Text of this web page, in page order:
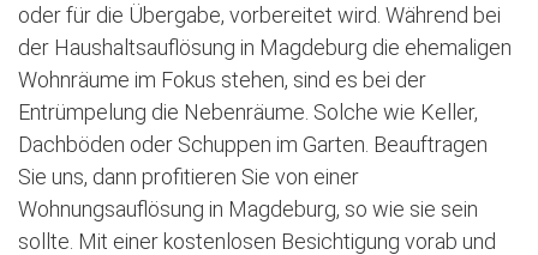
oder für die Übergabe, vorbereitet wird. Während bei
der Haushaltsauflösung in Magdeburg die ehemaligen
Wohnräume im Fokus stehen, sind es bei der
Entrümpelung die Nebenräume. Solche wie Keller,
Dachböden oder Schuppen im Garten. Beauftragen
Sie uns, dann profitieren Sie von einer
Wohnungsauflösung in Magdeburg, so wie sie sein
sollte. Mit einer kostenlosen Besichtigung vorab und